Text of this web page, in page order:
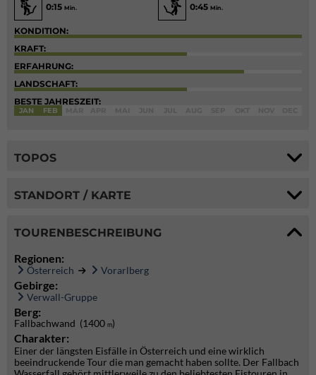
0:15 Min. 0:45 Min.
KONDITION:
KRAFT:
ERFAHRUNG:
LANDSCHAFT:
BESTE JAHRESZEIT:
JAN FEB
TOPOS
STANDORT / KARTE
TOURENBESCHREIBUNG
Regionen:
Österreich Vorarlberg
Gebirge:
Verwall-Gruppe
Berg:
Fallbachwand (1400 m)
Charakter:
Einer der längsten Eisfälle in Österreich und eine wirklich
beeindruckende Tour die man gemacht haben sollte. Der Fallbach